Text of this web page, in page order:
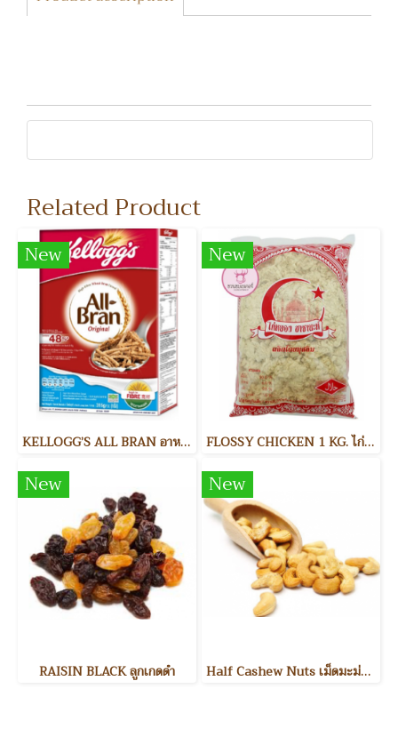
Related Product
New
KELLOGG’S ALL BRAN อาหารเช้า
New
FLOSSY CHICKEN 1 KG. ไก่หยอง
New
RAISIN BLACK ลูกเกดดำ
New
Half Cashew Nuts เม็ดมะม่วงหิมพานต์แบ่งครึ่ง